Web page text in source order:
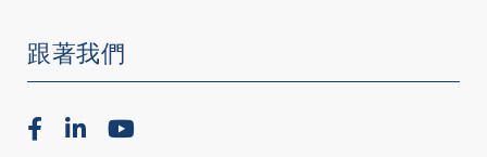
跟著我們